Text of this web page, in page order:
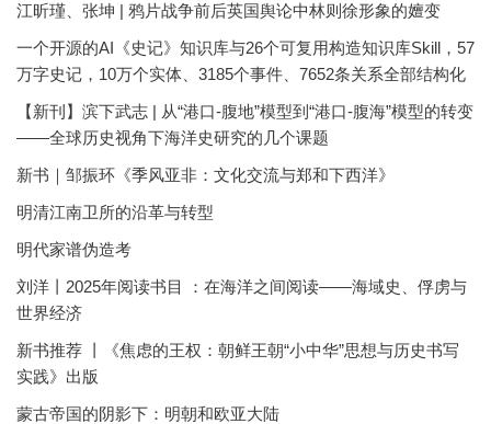
江昕瑾、张坤 | 鸦片战争前后英国舆论中林则徐形象的嬗变
一个开源的AI《史记》知识库与26个可复用构造知识库Skill，57
万字史记，10万个实体、3185个事件、7652条关系全部结构化
【新刊】滨下武志 | 从“港口-腹地”模型到“港口-腹海”模型的转变
——全球历史视角下海洋史研究的几个课题
新书｜邹振环《季风亚非：文化交流与郑和下西洋》
明清江南卫所的沿革与转型
明代家谱伪造考
刘洋丨2025年阅读书目 ：在海洋之间阅读——海域史、俘虏与
世界经济
新书推荐 丨《焦虑的王权：朝鲜王朝“小中华”思想与历史书写
实践》出版
蒙古帝国的阴影下：明朝和欧亚大陆